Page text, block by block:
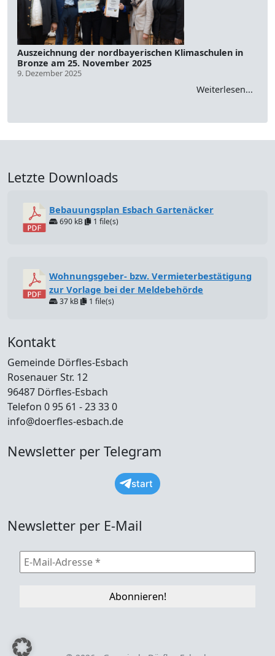
Auszeichnung der nordbayerischen Klimaschulen in
Bronze am 25. November 2025
9. Dezember 2025
Weiterlesen...
Letzte Downloads
Bebauungsplan Esbach Gartenäcker
690 kB 1 file(s)
Wohnungsgeber- bzw. Vermieterbestätigung
zur Vorlage bei der Meldebehörde
37 kB 1 file(s)
Kontakt
Gemeinde Dörfles-Esbach
Rosenauer Str. 12
96487 Dörfles-Esbach
Telefon 0 95 61 - 23 33 0
info@doerfles-esbach.de
Newsletter per Telegram
start
Newsletter per E-Mail